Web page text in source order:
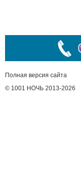
Полная версия сайта
© 1001 НОЧЬ 2013-2026